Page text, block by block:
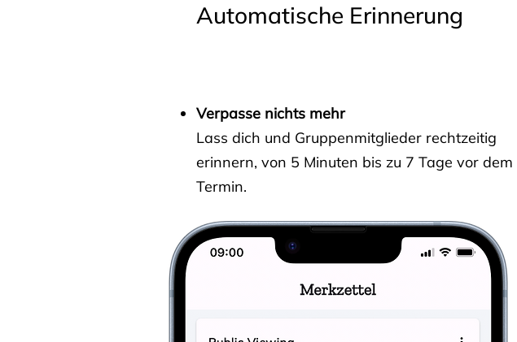
Automatische Erinnerung
Verpasse nichts mehr
Lass dich und Gruppenmitglieder rechtzeitig
erinnern, von 5 Minuten bis zu 7 Tage vor dem
Termin.